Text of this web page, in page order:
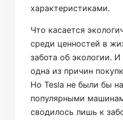
характеристиками.
Что касается
среди ценностей в
забота об экологии.
одна из причин
Но Tesla не были бы
популярными
сводилось лишь к